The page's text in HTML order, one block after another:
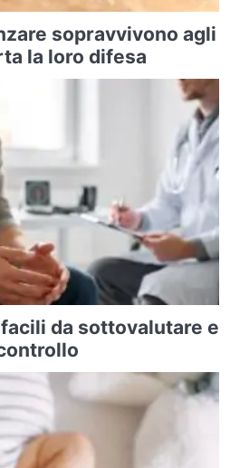
sopravvivono agli
la loro difesa
da sottovalutare e